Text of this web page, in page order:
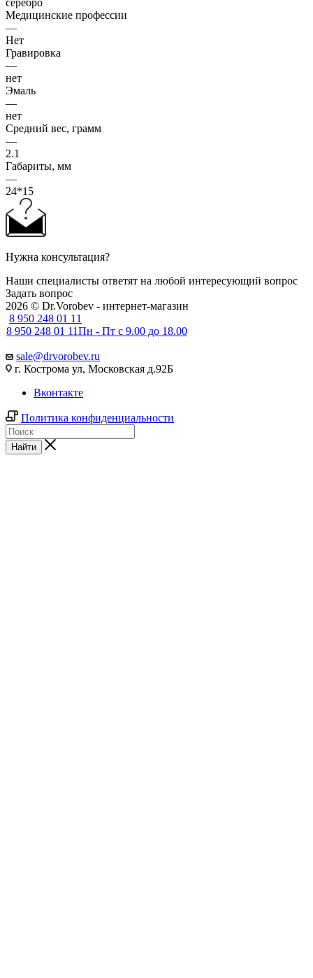
Медицинские профессии
—
Нет
Гравировка
—
нет
Эмаль
—
нет
Средний вес, грамм
—
2.1
Габариты, мм
—
24*15
Нужна консультация?
Наши специалисты ответят на любой интересующий вопрос
Задать вопрос
2026 © Dr.Vorobev - интернет-магазин
8 950 248 01 11
8 950 248 01 11Пн - Пт с 9.00 до 18.00
sale@drvorobev.ru
г. Кострома ул, Московская д.92Б
Вконтакте
Политика конфиденциальности
Найти